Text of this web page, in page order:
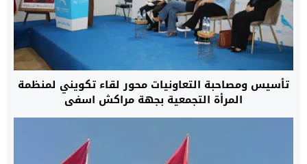
تأسيس ومصاحبة التعاونيات محور لقاء تكويني لمنظمة
المرأة التجمعية بجهة مراكش اسفي